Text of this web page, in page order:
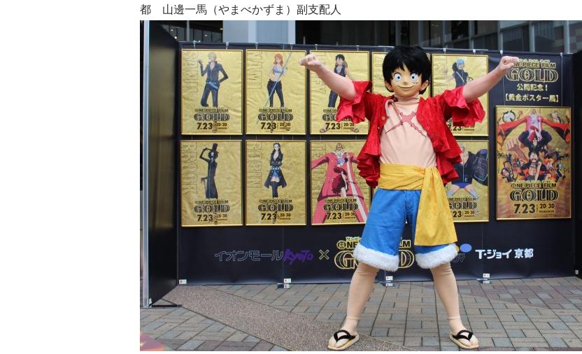
都 山邊一馬（やまべかずま）副支配人